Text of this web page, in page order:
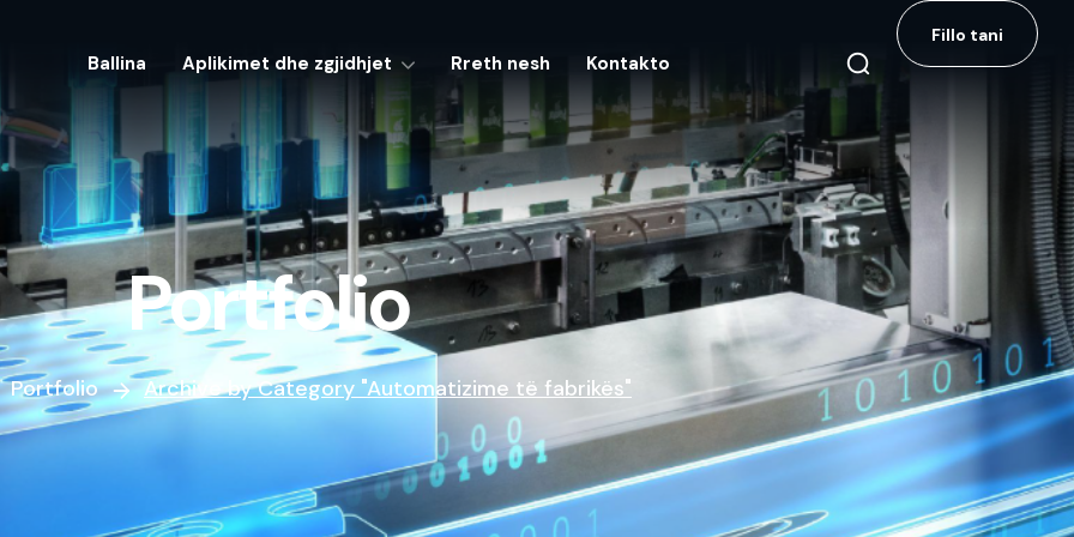
Ballina Aplikimet dhe zgjidhjet Rreth nesh Kontakto
Fillo tani
Portfolio
Portfolio Archive by Category "Automatizime të fabrikës"